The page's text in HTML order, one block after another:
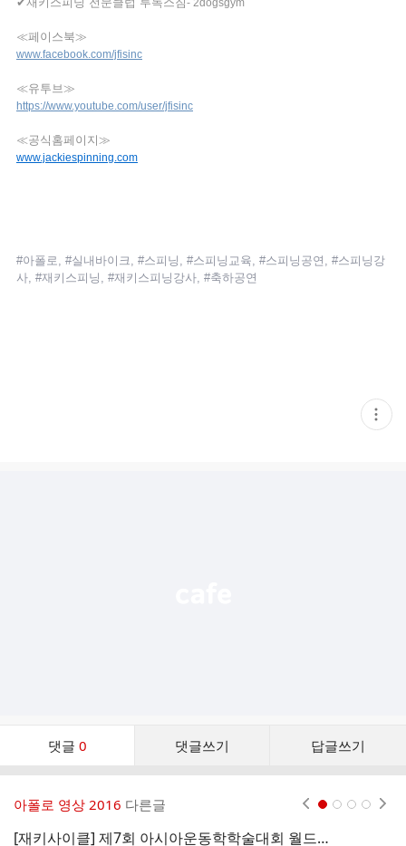
≪페이스북≫
www.facebook.com/jfisinc
≪유투브≫
https://www.youtube.com/user/jfisinc
≪공식홈페이지≫
www.jackiespinning.com
#아폴로, #실내바이크, #스피닝, #스피닝교육, #스피닝공연, #스피닝강
사, #재키스피닝, #재키스피닝강사, #축하공연
현
재
댓글 0 댓글쓰기 답글쓰기
댓
아폴로 영상 2016 다른글
[재키사이클] 제7회 아시아운동학학술대회 월드쇼팀 아폴로 초청공연 영상